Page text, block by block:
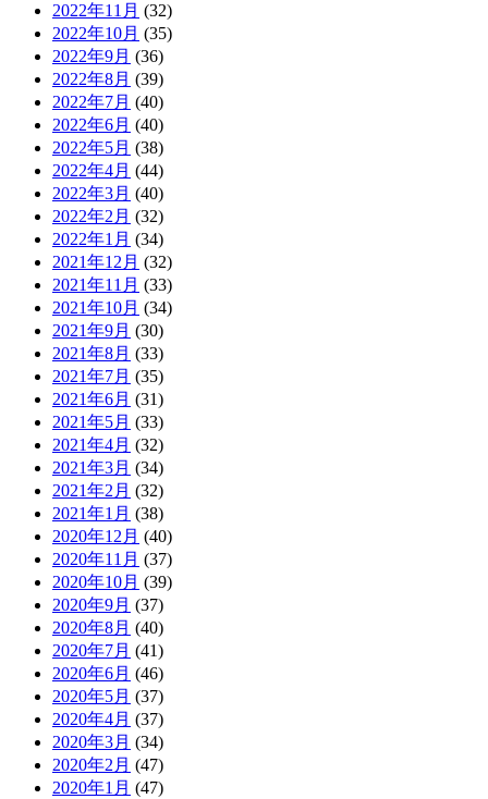
2022年11月 (32)
2022年10月 (35)
2022年9月 (36)
2022年8月 (39)
2022年7月 (40)
2022年6月 (40)
2022年5月 (38)
2022年4月 (44)
2022年3月 (40)
2022年2月 (32)
2022年1月 (34)
2021年12月 (32)
2021年11月 (33)
2021年10月 (34)
2021年9月 (30)
2021年8月 (33)
2021年7月 (35)
2021年6月 (31)
2021年5月 (33)
2021年4月 (32)
2021年3月 (34)
2021年2月 (32)
2021年1月 (38)
2020年12月 (40)
2020年11月 (37)
2020年10月 (39)
2020年9月 (37)
2020年8月 (40)
2020年7月 (41)
2020年6月 (46)
2020年5月 (37)
2020年4月 (37)
2020年3月 (34)
2020年2月 (47)
2020年1月 (47)